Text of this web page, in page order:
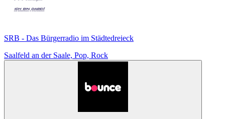
SRB - Das Bürgerradio im Städtedreieck
Saalfeld an der Saale, Pop, Rock